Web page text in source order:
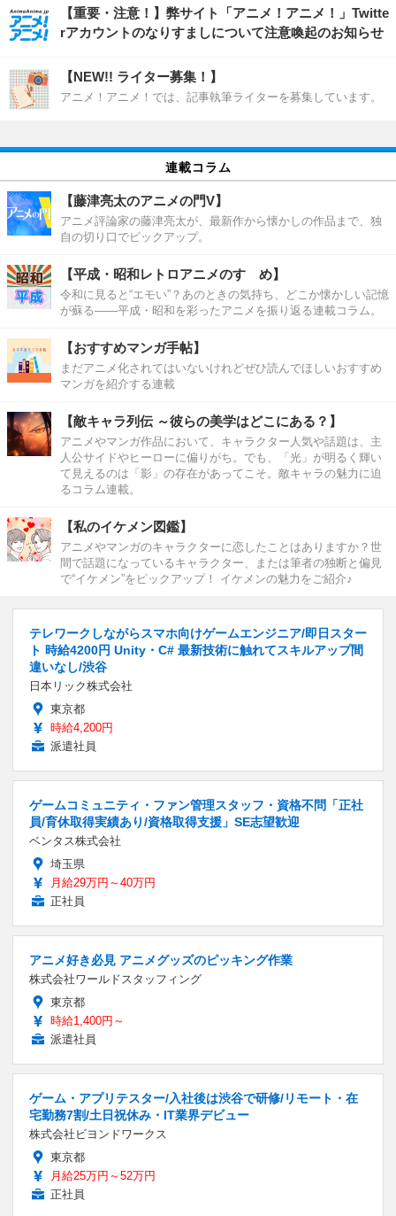
【重要・注意！】弊サイト「アニメ！アニメ！」Twitte
rアカウントのなりすましについて注意喚起のお知らせ
【NEW!! ライター募集！】
アニメ！アニメ！では、記事執筆ライターを募集しています。
連載コラム
【藤津亮太のアニメの門V】
アニメ評論家の藤津亮太が、最新作から懐かしの作品まで、独
自の切り口でピックアップ。
【平成・昭和レトロアニメのすゝめ】
令和に見ると“エモい”？あのときの気持ち、どこか懐かしい記憶
が蘇る――平成・昭和を彩ったアニメを振り返る連載コラム。
【おすすめマンガ手帖】
まだアニメ化されてはいないけれどぜひ読んでほしいおすすめ
マンガを紹介する連載
【敵キャラ列伝 ～彼らの美学はどこにある？】
アニメやマンガ作品において、キャラクター人気や話題は、主
人公サイドやヒーローに偏りがち。でも、「光」が明るく輝い
て見えるのは「影」の存在があってこそ。敵キャラの魅力に迫
るコラム連載。
【私のイケメン図鑑】
アニメやマンガのキャラクターに恋したことはありますか？世
間で話題になっているキャラクター、または筆者の独断と偏見
で“イケメン”をピックアップ！ イケメンの魅力をご紹介♪
テレワークしながらスマホ向けゲームエンジニア/即日スター
ト 時給4200円 Unity・C# 最新技術に触れてスキルアップ間
違いなし/渋谷
日本リック株式会社
東京都
時給4,200円
派遣社員
ゲームコミュニティ・ファン管理スタッフ・資格不問「正社
員/育休取得実績あり/資格取得支援」SE志望歓迎
ベンタス株式会社
埼玉県
月給29万円～40万円
正社員
アニメ好き必見 アニメグッズのピッキング作業
株式会社ワールドスタッフィング
東京都
時給1,400円～
派遣社員
ゲーム・アプリテスター/入社後は渋谷で研修/リモート・在
宅勤務7割/土日祝休み・IT業界デビュー
株式会社ビヨンドワークス
東京都
月給25万円～52万円
正社員